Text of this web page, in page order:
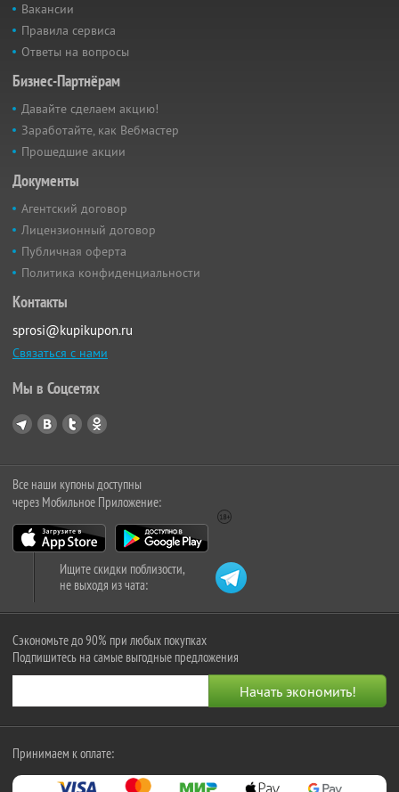
Вакансии
Правила сервиса
Ответы на вопросы
Бизнес-Партнёрам
Давайте сделаем акцию!
Заработайте, как Вебмастер
Прошедшие акции
Документы
Агентский договор
Лицензионный договор
Публичная оферта
Политика конфиденциальности
Контакты
sprosi@kupikupon.ru
Связаться с нами
Мы в Соцсетях
Все наши купоны доступны
через Мобильное Приложение:
Ищите скидки поблизости,
не выходя из чата:
Сэкономьте до 90% при любых покупках
Подпишитесь на самые выгодные предложения
Принимаем к оплате: